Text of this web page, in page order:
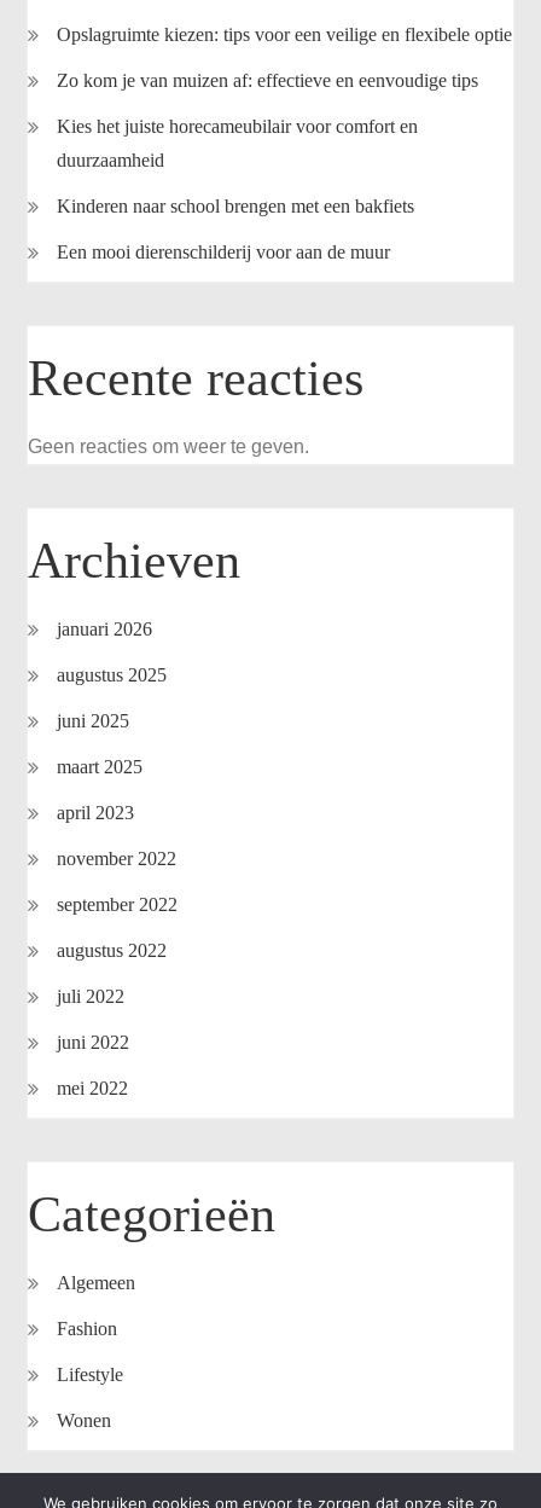
Opslagruimte kiezen: tips voor een veilige en flexibele optie
Zo kom je van muizen af: effectieve en eenvoudige tips
Kies het juiste horecameubilair voor comfort en
duurzaamheid
Kinderen naar school brengen met een bakfiets
Een mooi dierenschilderij voor aan de muur
Recente reacties
Geen reacties om weer te geven.
Archieven
januari 2026
augustus 2025
juni 2025
maart 2025
april 2023
november 2022
september 2022
augustus 2022
juli 2022
juni 2022
mei 2022
Categorieën
Algemeen
Fashion
Lifestyle
Wonen
We gebruiken cookies om ervoor te zorgen dat onze site zo